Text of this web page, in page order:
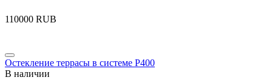
‍110000‍ RUB
Остекление террасы в системе Р400
В наличии